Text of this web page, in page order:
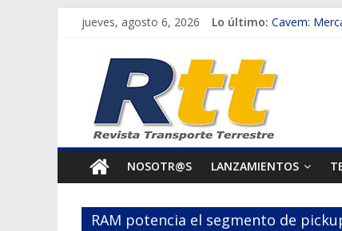
Saltarjueves, agosto 6, 2026 Lo último: Cavem:
SINOTRUK
Chile es el
Rtt
Revista
Transporte
Terrestre
Autos,
NOSOTR@S LANZAMIENTOS
RAM potencia el segmento de